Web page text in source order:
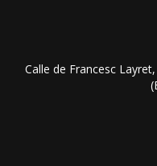
Calle de Francesc